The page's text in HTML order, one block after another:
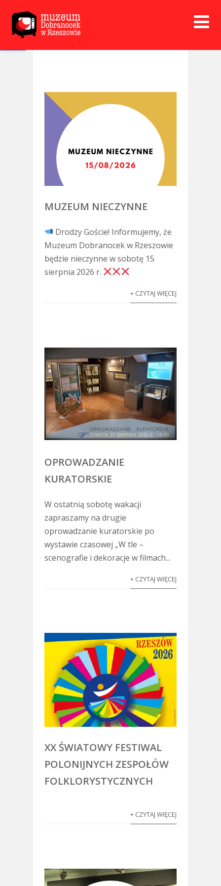
Open toolbar
MUZEUM NIECZYNNE
Drodzy Goście! Informujemy, że
Muzeum Dobranocek w Rzeszowie
będzie nieczynne w sobotę 15
sierpnia 2026 r.
+ CZYTAJ WIĘCEJ
OPROWADZANIE
KURATORSKIE
W ostatnią sobotę wakacji
zapraszamy na drugie
oprowadzanie kuratorskie po
wystawie czasowej „W tle –
scenografie i dekoracje w filmach...
+ CZYTAJ WIĘCEJ
XX ŚWIATOWY FESTIWAL
POLONIJNYCH ZESPOŁÓW
FOLKLORYSTYCZNYCH
+ CZYTAJ WIĘCEJ